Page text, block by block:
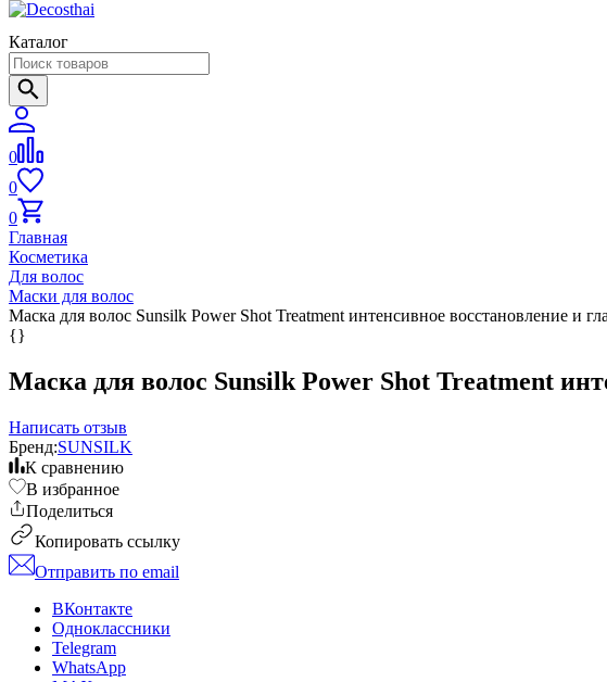
Каталог
0
0
0
Главная
Косметика
Для волос
Маски для волос
Маска для волос Sunsilk Power Shot Treatment интенсивное восстановление и
{}
Маска для волос Sunsilk Power Shot Treatment
Написать отзыв
Бренд:SUNSILK
К сравнению
В избранное
Поделиться
Копировать ссылку
Отправить по email
ВКонтакте
Одноклассники
Telegram
WhatsApp